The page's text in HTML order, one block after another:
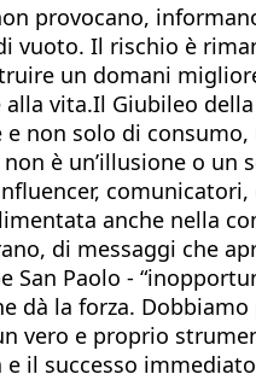
provocano,
Il rischio è
un domani
vita.Il Giubileo
non solo di
è un’illusione o
anche nella
di messaggi che
Paolo -
dà la forza.
e proprio
il successo